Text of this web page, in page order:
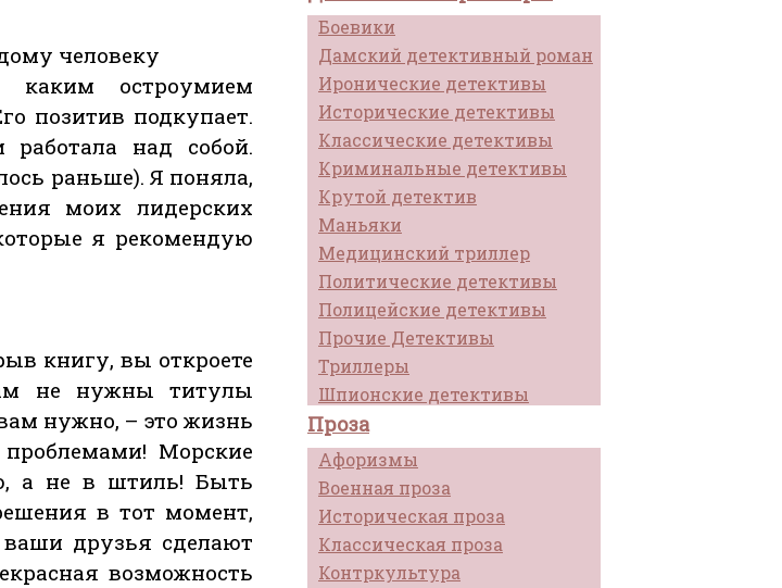
Боевики
Дамский детективный роман
Иронические детективы
Исторические детективы
Классические детективы
Криминальные детективы
Крутой детектив
Маньяки
Медицинский триллер
Политические детективы
Полицейские детективы
Прочие Детективы
Триллеры
Шпионские детективы
Проза
Афоризмы
Военная проза
Историческая проза
Классическая проза
Контркультура
человеку
остроумием
позитив подкупает.
над собой.
раньше). Я поняла,
моих лидерских
я рекомендую
книгу, вы откроете
не нужны титулы
нужно, – это жизнь
Морские
а не в штиль! Быть
в тот момент,
ваши друзья сделают
возможность